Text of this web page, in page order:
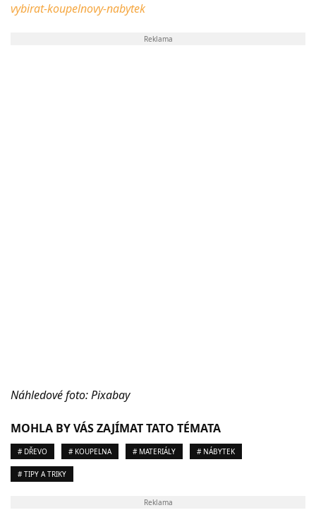
vybirat-koupelnovy-nabytek
Reklama
Náhledové foto: Pixabay
MOHLA BY VÁS ZAJÍMAT TATO TÉMATA
# DŘEVO # KOUPELNA # MATERIÁLY # NÁBYTEK
# TIPY A TRIKY
Reklama